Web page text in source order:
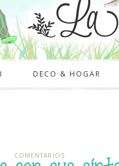
DECO & HOGAR
COMENTARIOS